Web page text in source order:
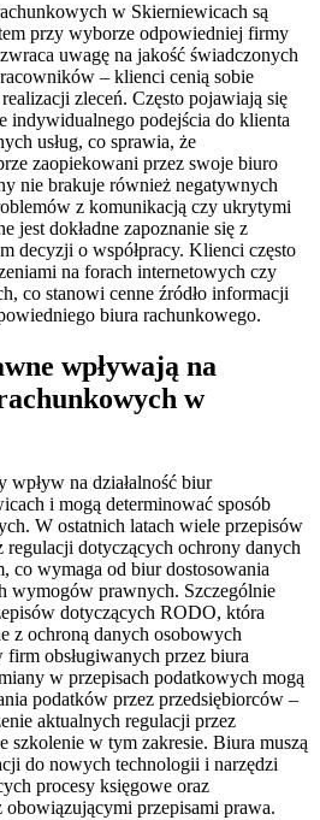
w Skierniewicach są
przy wyborze odpowiedniej firmy
uwagę na jakość świadczonych
– klienci cenią sobie
zleceń. Często pojawiają się
indywidualnego podejścia do klienta
usług, co sprawia, że
zaopiekowani przez swoje biuro
nie brakuje również negatywnych
z komunikacją czy ukrytymi
jest dokładne zapoznanie się z
decyzji o współpracy. Klienci często
na forach internetowych czy
co stanowi cenne źródło informacji
biura rachunkowego.
wpływają na
w
wpływ na działalność biur
i mogą determinować sposób
W ostatnich latach wiele przepisów
dotyczących ochrony danych
co wymaga od biur dostosowania
wymogów prawnych. Szczególnie
dotyczących RODO, która
z ochroną danych osobowych
obsługiwanych przez biura
w przepisach podatkowych mogą
podatków przez przedsiębiorców –
aktualnych regulacji przez
szkolenie w tym zakresie. Biura muszą
do nowych technologii i narzędzi
procesy księgowe oraz
obowiązującymi przepisami prawa.